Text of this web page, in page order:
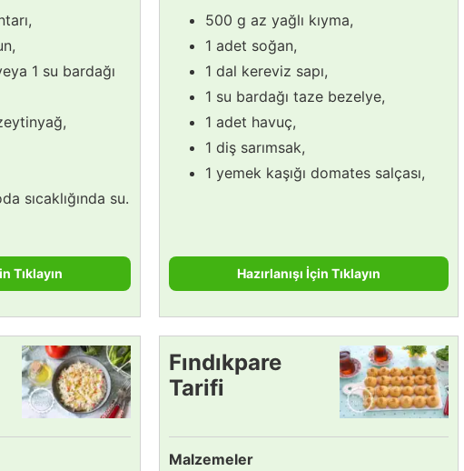
1 su bardağı
sıcaklığında su.
Tıklayın
500 g az yağlı kıyma,
1 adet soğan,
1 dal kereviz sapı,
1 su bardağı taze bezelye,
1 adet havuç,
1 diş sarımsak,
1 yemek kaşığı domates salçası,
Hazırlanışı İçin Tıklayın
Fındıkpare
Tarifi
Malzemeler